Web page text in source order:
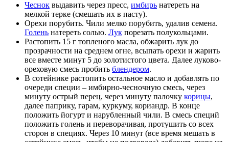
Чеснок выдавить через пресс, имбирь натереть на
мелкой терке (смешать их в пасту).
Орехи порубить. Чили мелко порубить, удалив семена.
Голень натереть солью. Лук порезать полукольцами.
Растопить 15 г топленого масла, обжарить лук до
прозрачности на среднем огне, всыпать орехи и жарить
все вместе минут 5 до золотистого цвета. Далее луково-
ореховую смесь пробить блендером.
В сотейнике растопить остальное масло и добавлять по
очереди специи – имбирно-чесночную смесь, через
минуту острый перец, через минуту палочку корицы,
далее паприку, гарам, куркуму, кориандр. В конце
положить йогурт и нарубленный чили. В смесь специй
положить голень и переворачивая, протушить со всех
сторон в специях. Через 10 минут (все время мешать в